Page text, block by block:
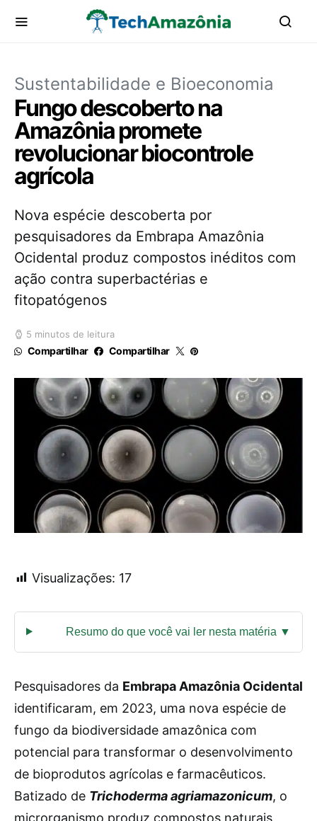
Sustentabilidade e Bioeconomia
Fungo descoberto na
Amazônia promete
revolucionar biocontrole
agrícola
Nova espécie descoberta por
pesquisadores da Embrapa Amazônia
Ocidental produz compostos inéditos com
ação contra superbactérias e
fitopatógenos
5 minutos de leitura
Compartilhar Compartilhar
Visualizações: 17
Pesquisadores da Embrapa Amazônia Ocidental
identificaram, em 2023, uma nova espécie de
fungo da biodiversidade amazônica com
potencial para transformar o desenvolvimento
de bioprodutos agrícolas e farmacêuticos.
Batizado de Trichoderma agriamazonicum, o
microrganismo produz compostos naturais